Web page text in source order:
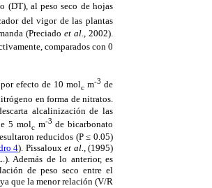
al peso seco de hojas
del vigor de las plantas
(Preciadoet al.,
2002).
comparados con 0
efecto de 10 molc m-3 de
en forma de nitratos.
alcalinización de las
5 molcm-3 de bicarbonato
reducidos (P ≤ 0.05)
4). Pissaloux et al.,(1995)
Además de lo anterior, es
de peso seco entre el
que la menor relación (V/R